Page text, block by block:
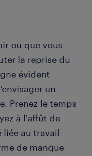
ou que vous
la reprise du
évident
un
Prenez le temps
à l'affût de
liée au travail
de manque